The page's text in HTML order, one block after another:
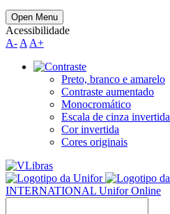
Open Menu
Acessibilidade
A- A A+
Preto, branco e amarelo
Contraste aumentado
Monocromático
Escala de cinza invertida
Cor invertida
Cores originais
INTERNATIONAL Unifor Online